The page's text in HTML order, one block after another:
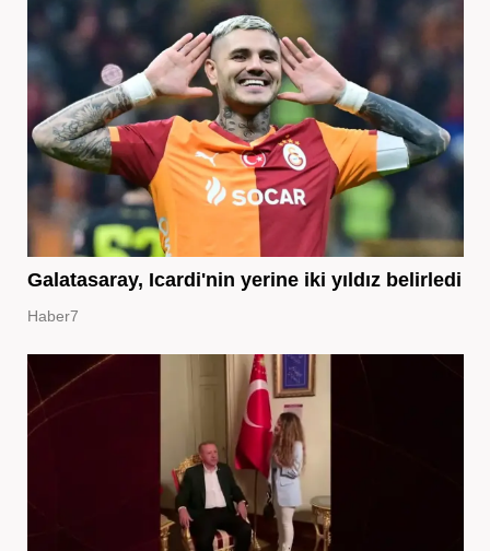
Galatasaray, Icardi'nin yerine iki yıldız belirledi
Haber7